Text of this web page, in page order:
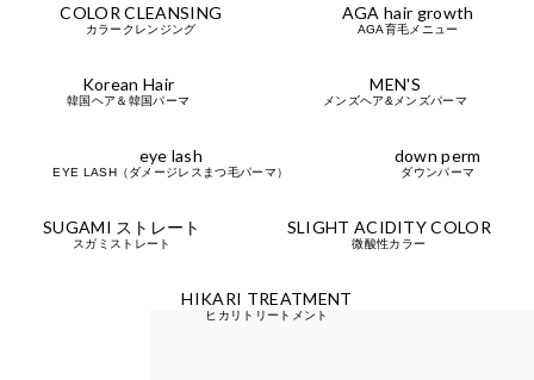
COLORCLEANSING
カラークレンジング
AGA hair growth
AGA育毛メニュー
Korean Hair
韓国ヘア＆韓国パーマ
MEN'S
メンズヘア&メンズパーマ
eye lash
EYE LASH（ダメージレスまつ毛パーマ）
down perm
ダウンパーマ
SUGAMI ストレート
スガミストレート
SLIGHT ACIDITYCOLOR
微酸性カラー
HIKARI TREATMENT
ヒカリトリートメント